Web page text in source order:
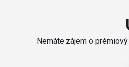
Nemáte zájem o